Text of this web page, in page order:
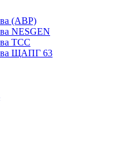
(АВР)
NESGEN
ТСС
ЩАПГ 63